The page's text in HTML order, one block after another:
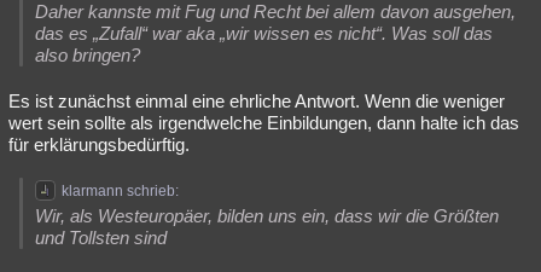
Daher kannste mit Fug und Recht bei allem davon ausgehen,
das es „Zufall“ war aka „wir wissen es nicht“. Was soll das
also bringen?
Es ist zunächst einmal eine ehrliche Antwort. Wenn die weniger
wert sein sollte als irgendwelche Einbildungen, dann halte ich das
für erklärungsbedürftig.
klarmann schrieb:
Wir, als Westeuropäer, bilden uns ein, dass wir die Größten
und Tollsten sind